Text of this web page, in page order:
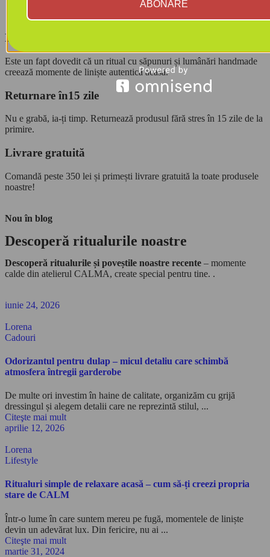
Produse de calitate
Este un fapt dovedit că un ritual cu săpunuri și lumânări handmade
creează momente de liniște autentică acasă.
Returnare în15 zile
Nu e grabă, ia-ți timp. Returnează produsul fără stres în 15 zile de la
primire.
Livrare gratuită
Comandă peste 350 lei și primești livrare gratuită la toate produsele
noastre!
Nou în blog
Descoperă ritualurile noastre
Descoperă ritualurile și poveștile noastre recente – momente
calde din atelierul CALMA, create special pentru tine. .
iunie 24, 2026
Lorena
Cadouri
Odorizantul pentru dulap – micul detaliu care schimbă
atmosfera întregii garderobe
De multe ori investim în haine de calitate, organizăm cu grijă
dressingul și alegem detalii care ne reprezintă stilul, ...
Citeşte mai mult
aprilie 12, 2026
Lorena
Lifestyle
Ritualuri simple de relaxare acasă – cum să-ți creezi propria
stare de CALM
Într-o lume în care suntem mereu pe fugă, momentele de liniște
devin un adevărat lux. Din fericire, nu ai ...
Citeşte mai mult
martie 31, 2024
ABONARE